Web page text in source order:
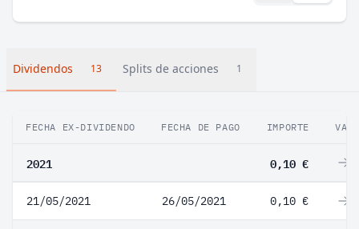
Dividendos 13 Splits de acciones 1
FECHA EX-DIVIDENDO FECHA DE PAGO IMPORTE
2021 0,10 €
21/05/2021 26/05/2021 0,10 €